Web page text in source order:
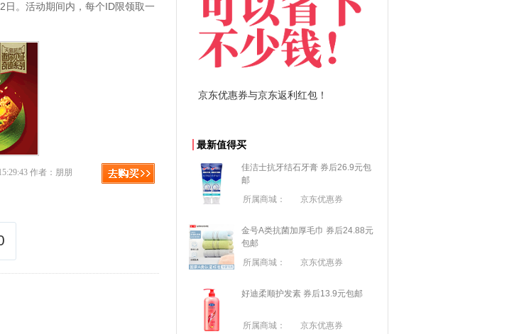
。活动期间内，每个ID限领取一
作者：朋朋
券+淘宝返利 京东优惠券与京东返利红包！
最新值得买
佳洁士抗牙结石牙膏 券后26.9元包
邮
所属商城：
京东优惠券
金号A类抗菌加厚毛巾 券后24.88元
包邮
所属商城：
京东优惠券
好迪柔顺护发素 券后13.9元包邮
所属商城： 京东优惠券